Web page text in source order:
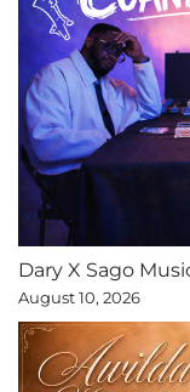
Dary X Sago
August 10, 2026